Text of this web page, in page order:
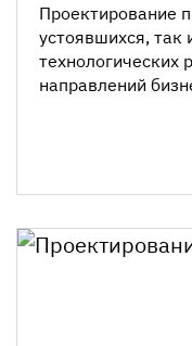
Проектирование
устоявшихся, так
технологических
направлений